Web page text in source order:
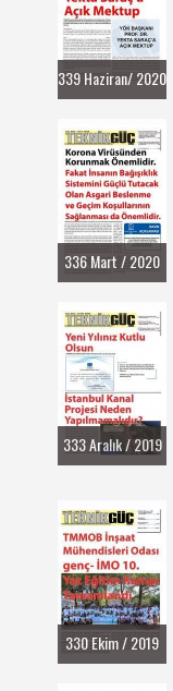
339 Haziran/ 2020
336 Mart / 2020
333 Aralık / 2019
330 Ekim / 2019